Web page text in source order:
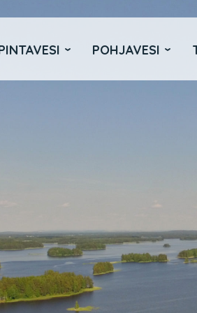
POHJAVESI